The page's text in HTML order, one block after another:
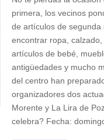
primera, los vecinos
de artículos de
encontrar ropa,
artículos de bebé,
antigüedades y mucho
del centro han
organizadores dos
Morente y La Lira de
celebra? Fecha: